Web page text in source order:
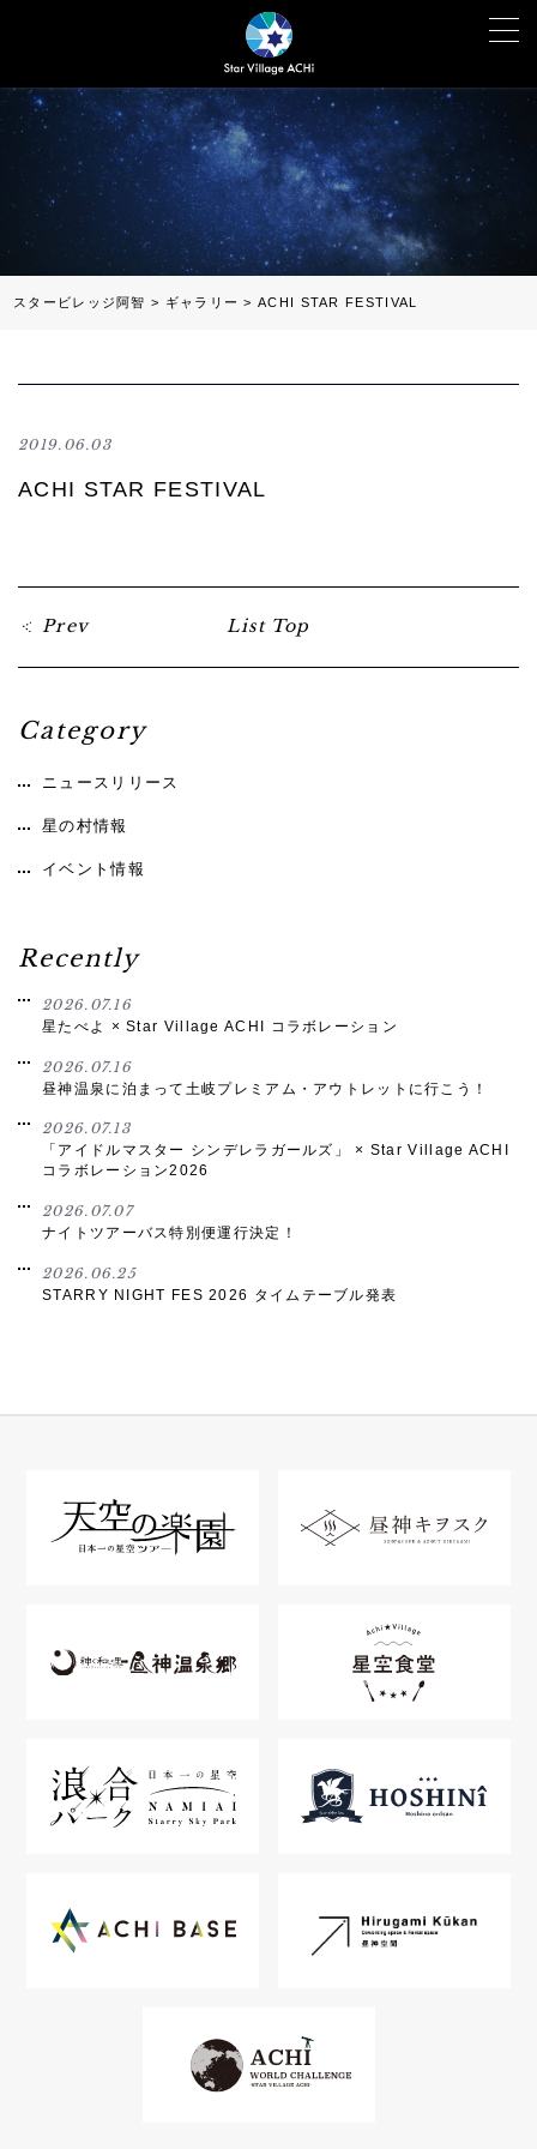
スタービレッジ阿智 > ギャラリー >ACHI STAR FESTIVAL
2019.06.03
ACHI STAR FESTIVAL
Prev List Top
Category
ニュースリリース
星の村情報
イベント情報
Recently
2026.07.16
星たべよ × Star Village ACHI コラボレーション
2026.07.16
昼神温泉に泊まって土岐プレミアム・アウトレットに行こう！
2026.07.13
「アイドルマスター シンデレラガールズ」 × Star Village ACHI
コラボレーション2026
2026.07.07
ナイトツアーバス特別便運行決定！
2026.06.25
STARRY NIGHT FES 2026 タイムテーブル発表